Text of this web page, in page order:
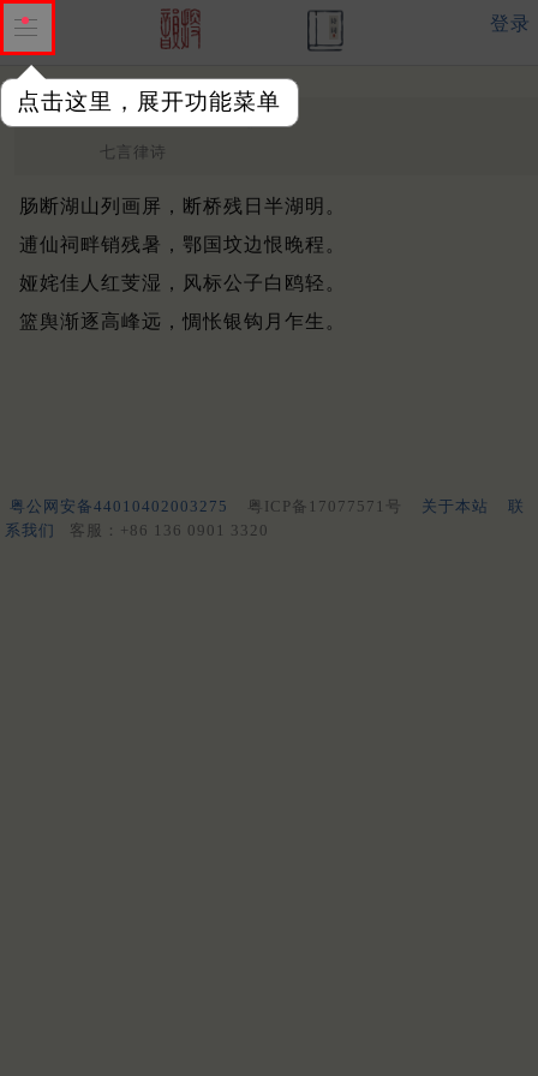
点击这里，展开功能菜单
登录
湖上晚归 清 ·钱龙惕
七言律诗
肠断湖山列画屏，断桥残日半湖明。
逋仙祠畔销残暑，鄂国坟边恨晚程。
娅姹佳人红芰湿，风标公子白鸥轻。
篮舆渐逐高峰远，惆怅银钩月乍生。
粤公网安备44010402003275 粤ICP备17077571号 关于本站
联
系我们
客服：+86 136 0901 3320